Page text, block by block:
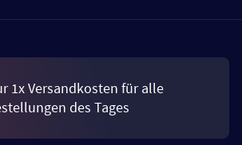
1x Versandkosten für alle
des Tages